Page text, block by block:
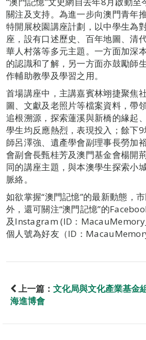
關注及支持。為進一步向澳門青年
特開展校園講座計劃，以中學生為
座，設有口述歷史、百年地圖、清
華人村落等多元主題。一方面加深
的認識和了解，另一方面亦鼓勵師
作輔助教學及學習之用。
首場講座中，主講嘉賓林翊捷聚焦
圖、文獻及老照片等檔案資料，帶
追根溯源，探索蓮溪與新橋的緣起
學生均反應熱烈，表現投入；餘下
師呂澤強、遺產學會副理事長勞加
會副會長甄桂芳及澳門基金會楊開
同的講座主題，與本澳學生探索小
脈絡。
如欲掌握“澳門記憶”的最新動態，
外，還可關注“澳門記憶”的
及Instagram (ID：
個人號為好友（ID：
上一篇： 文化局與文化產業基金
海進博會